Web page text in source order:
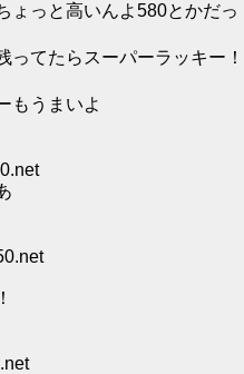
ょっと高いんよ580とかだっ
ってたらスーパーラッキー！
もうまいよ